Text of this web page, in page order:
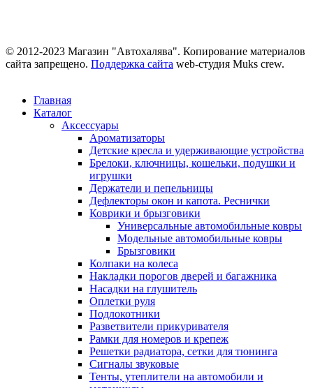
© 2012-2023 Магазин "Автохалява". Копирование материалов
сайта запрещено. Поддержка сайта web-студия Muks crew.
Главная
Каталог
Аксессуары
Ароматизаторы
Детские кресла и удерживающие устройства
Брелоки, ключницы, кошельки, подушки и
игрушки
Держатели и пепельницы
Дефлекторы окон и капота. Реснички
Коврики и брызговики
Универсальные автомобильные ковры
Модельные автомобильные ковры
Брызговики
Колпаки на колеса
Накладки порогов дверей и багажника
Насадки на глушитель
Оплетки руля
Подлокотники
Разветвители прикуривателя
Рамки для номеров и крепеж
Решетки радиатора, сетки для тюнинга
Сигналы звуковые
Тенты, утеплители на автомобили и